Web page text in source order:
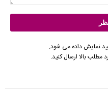
نمایش داده می شود.
مطلب بالا ارسال کنید.